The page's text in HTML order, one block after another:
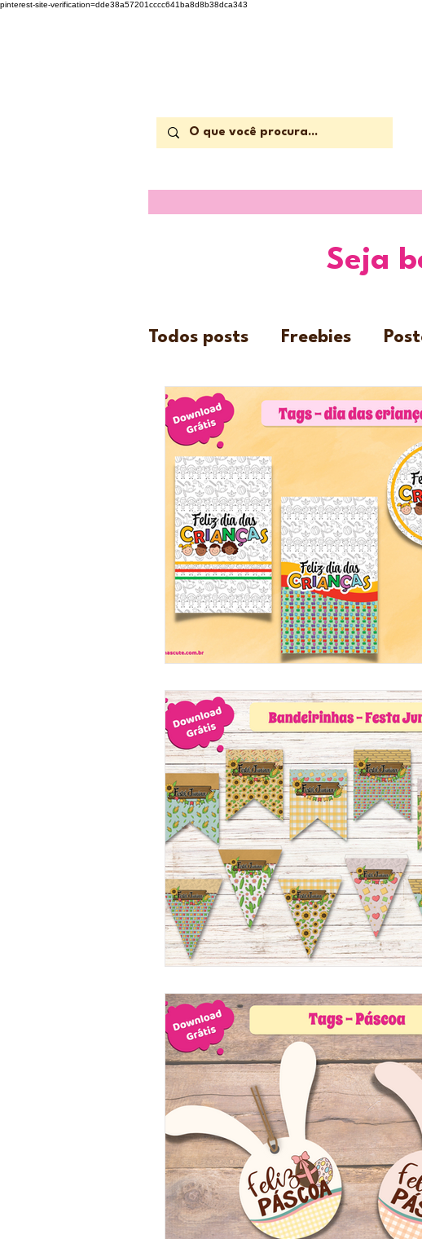
pinterest-site-verification=dde38a57201cccc641ba8d8b38dca343
Seja
Todos posts Freebies